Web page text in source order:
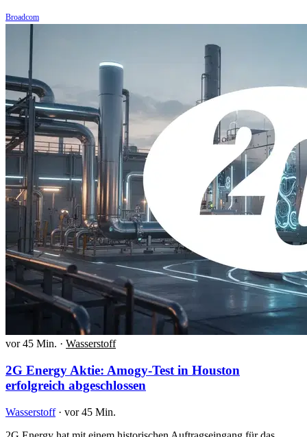
Broadcom
vor 45 Min. · Wasserstoff
2G Energy Aktie: Amogy-Test in Houston
erfolgreich abgeschlossen
Wasserstoff · vor 45 Min.